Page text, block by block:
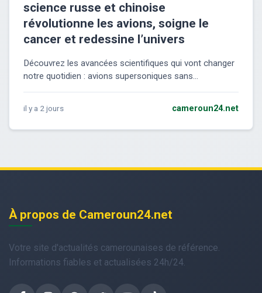
science russe et chinoise
révolutionne les avions, soigne le
cancer et redessine l’univers
Découvrez les avancées scientifiques qui vont changer
notre quotidien : avions supersoniques sans...
il y a 2 jours cameroun24.net
À propos de Cameroun24.net
Votre site d'actualités camerounaises de référence.
Informations fiables et actualisées 24h/24.